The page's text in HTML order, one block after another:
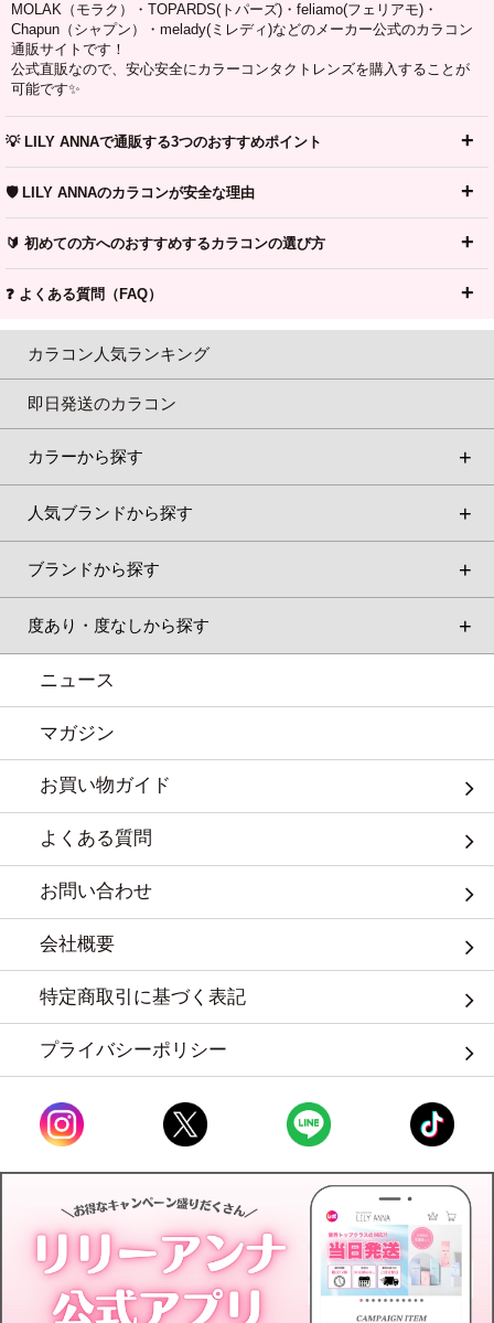
MOLAK（モラク）・TOPARDS(トパーズ)・feliamo(フェリアモ)・
Chapun（シャプン）・melady(ミレディ)などのメーカー公式のカラコン
通販サイトです！
公式直販なので、安心安全にカラーコンタクトレンズを購入することが
可能です✨
💡 LILY ANNAで通販する3つのおすすめポイント
🛡️ LILY ANNAのカラコンが安全な理由
🔰 初めての方へのおすすめするカラコンの選び方
❓ よくある質問（FAQ）
カラコン人気ランキング
即日発送のカラコン
カラーから探す
人気ブランドから探す
ブランドから探す
度あり・度なしから探す
ニュース
マガジン
お買い物ガイド
よくある質問
お問い合わせ
会社概要
特定商取引に基づく表記
プライバシーポリシー